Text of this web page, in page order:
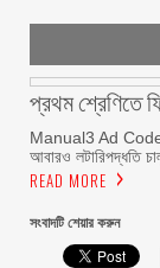
প্রথম শ্রেণিতে
Manual3 Ad Code
আবারও লটারিপদ্ধতি
READ MORE
সংবাদটি শেয়ার করুন